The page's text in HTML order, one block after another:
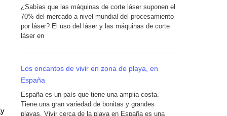
¿Sabías que las máquinas de corte láser suponen el
70% del mercado a nivel mundial del procesamiento
por láser? El uso del láser y las máquinas de corte
láser en
Los encantos de vivir en zona de playa, en
España
España es un país que tiene una amplia costa.
Tiene una gran variedad de bonitas y grandes
playas. Vivir cerca de la playa en España es una